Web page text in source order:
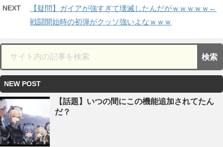
NEXT
【疑問】ガイアが強すぎて壊滅したんだがｗｗｗｗｗ←
戦闘開始時の初弾がクッソ強いよなｗｗｗ
NEW POST
【話題】いつの間にこの機能追加されてたん
だ？